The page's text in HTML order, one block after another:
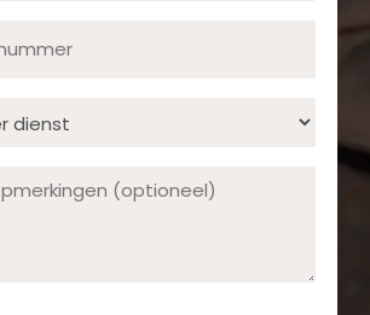
Opmerking